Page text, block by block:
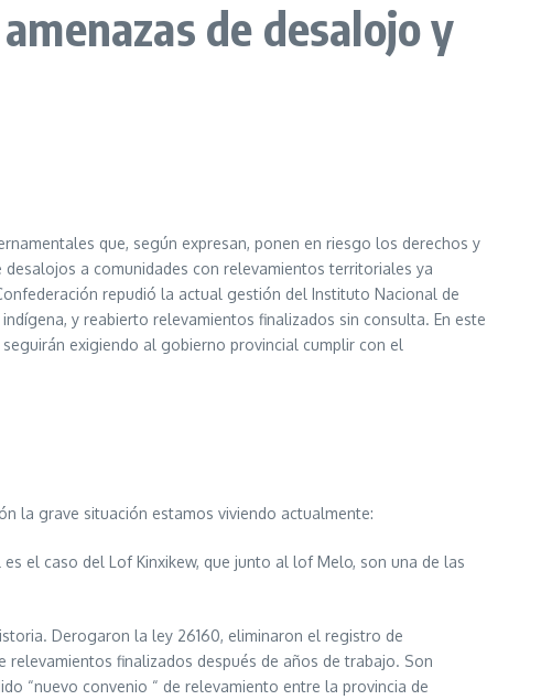
de desalojo y
que, según expresan, ponen en riesgo los derechos y
a comunidades con relevamientos territoriales ya
repudió la actual gestión del Instituto Nacional de
y reabierto relevamientos finalizados sin consulta. En este
exigiendo al gobierno provincial cumplir con el
la grave situación estamos viviendo actualmente:
el caso del Lof Kinxikew, que junto al lof Melo, son una de las
Derogaron la ley 26160, eliminaron el registro de
finalizados después de años de trabajo. Son
“nuevo convenio “ de relevamiento entre la provincia de